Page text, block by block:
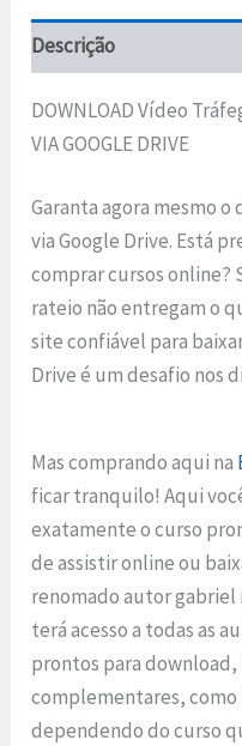
Descrição
DOWNLOAD Vídeo
VIA GOOGLE DRIVE
Garanta agora mesmo
via Google Drive. Está
comprar cursos online?
rateio não entregam o
site confiável para
Drive é um desafio nos
Mas comprando aqui na
ficar tranquilo! Aqui
exatamente o curso
de assistir online ou
renomado autor gabriel
terá acesso a todas as
prontos para
complementares, como
dependendo do curso